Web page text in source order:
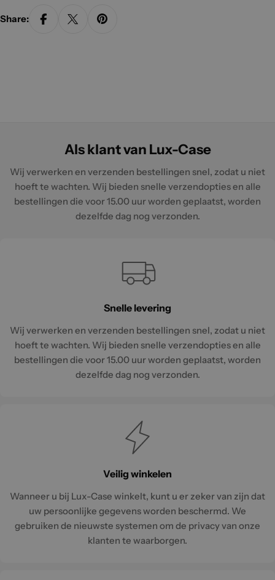
Share:
Als klant van Lux-Case
Wij verwerken en verzenden bestellingen snel, zodat u niet
hoeft te wachten. Wij bieden snelle verzendopties en alle
bestellingen die voor 15.00 uur worden geplaatst, worden
dezelfde dag nog verzonden.
Snelle levering
Wij verwerken en verzenden bestellingen snel, zodat u niet
hoeft te wachten. Wij bieden snelle verzendopties en alle
bestellingen die voor 15.00 uur worden geplaatst, worden
dezelfde dag nog verzonden.
Veilig winkelen
Wanneer u bij Lux-Case winkelt, kunt u er zeker van zijn dat
uw persoonlijke gegevens worden beschermd. We
gebruiken de nieuwste systemen om de privacy van onze
klanten te waarborgen.